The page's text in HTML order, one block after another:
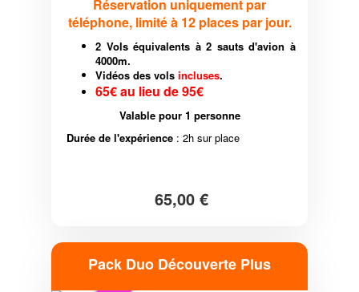
Réservation uniquement par
téléphone, limité à 12 places par jour.
2 Vols équivalents à 2 sauts d'avion à
4000m.
Vidéos des vols incluses.
65€ au lieu de 95€
Valable pour 1 personne
Durée de l'expérience : 2h sur place
65,00 €
Pack Duo Découverte Plus